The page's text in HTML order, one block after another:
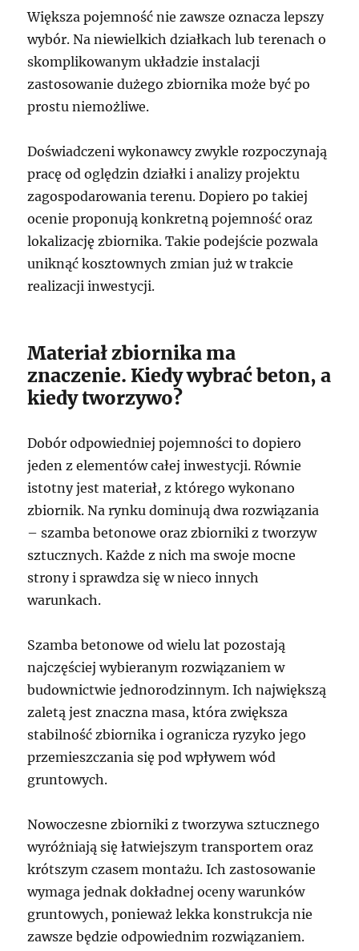
Większa pojemność nie zawsze oznacza lepszy
wybór. Na niewielkich działkach lub terenach o
skomplikowanym układzie instalacji
zastosowanie dużego zbiornika może być po
prostu niemożliwe.
Doświadczeni wykonawcy zwykle rozpoczynają
pracę od oględzin działki i analizy projektu
zagospodarowania terenu. Dopiero po takiej
ocenie proponują konkretną pojemność oraz
lokalizację zbiornika. Takie podejście pozwala
uniknąć kosztownych zmian już w trakcie
realizacji inwestycji.
Materiał zbiornika ma
znaczenie. Kiedy wybrać beton, a
kiedy tworzywo?
Dobór odpowiedniej pojemności to dopiero
jeden z elementów całej inwestycji. Równie
istotny jest materiał, z którego wykonano
zbiornik. Na rynku dominują dwa rozwiązania
– szamba betonowe oraz zbiorniki z tworzyw
sztucznych. Każde z nich ma swoje mocne
strony i sprawdza się w nieco innych
warunkach.
Szamba betonowe od wielu lat pozostają
najczęściej wybieranym rozwiązaniem w
budownictwie jednorodzinnym. Ich największą
zaletą jest znaczna masa, która zwiększa
stabilność zbiornika i ogranicza ryzyko jego
przemieszczania się pod wpływem wód
gruntowych.
Nowoczesne zbiorniki z tworzywa sztucznego
wyróżniają się łatwiejszym transportem oraz
krótszym czasem montażu. Ich zastosowanie
wymaga jednak dokładnej oceny warunków
gruntowych, ponieważ lekka konstrukcja nie
zawsze będzie odpowiednim rozwiązaniem.